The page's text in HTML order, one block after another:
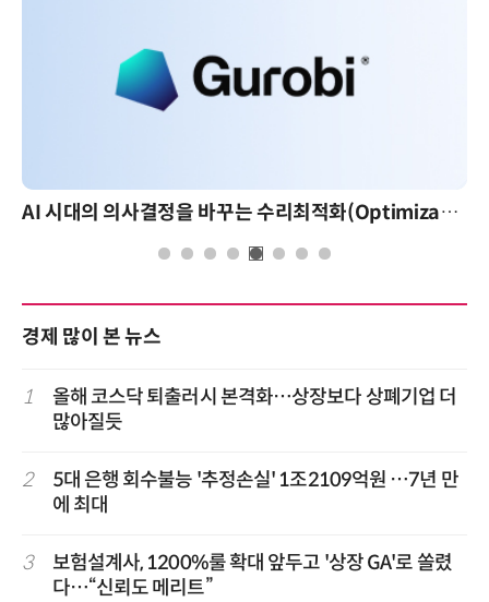
AI 시대의 의사결정을 바꾸는 수리최적화(Optimization): 실제 산업 적용 사례와 활용 전략
경제 많이 본 뉴스
1
올해 코스닥 퇴출러시 본격화…상장보다 상폐기업 더
많아질듯
2
5대 은행 회수불능 '추정손실' 1조2109억원 …7년 만
에 최대
3
보험설계사, 1200%룰 확대 앞두고 '상장 GA'로 쏠렸
다…“신뢰도 메리트”